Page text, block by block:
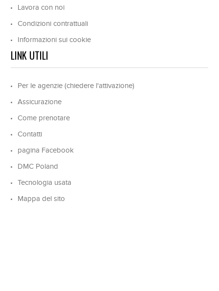
Lavora con noi
Condizioni contrattuali
Informazioni sui cookie
LINK UTILI
Per le agenzie (chiedere l'attivazione)
Assicurazione
Come prenotare
Contatti
pagina Facebook
DMC Poland
Tecnologia usata
Mappa del sito